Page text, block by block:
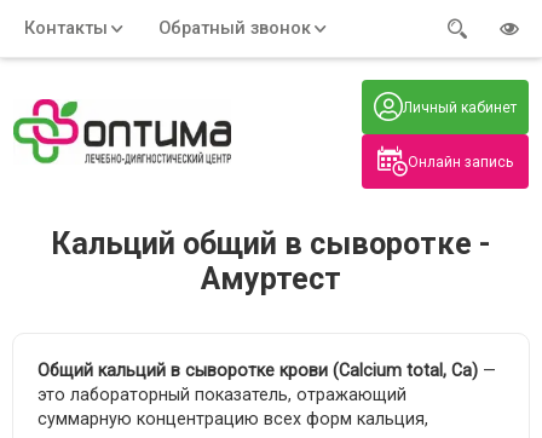
Онлайн запись
Личный кабинет
Контакты
Обратный звонок
Адрес:
Часы работы: Телефон:
+7 (914) 579-77-99
Нажмите на номер, чтобы
позвонить
Кальций общий в сыворотке -
Амуртест
Общий кальций в сыворотке крови (Calcium total, Ca) —
это лабораторный показатель, отражающий
суммарную концентрацию всех форм кальция,